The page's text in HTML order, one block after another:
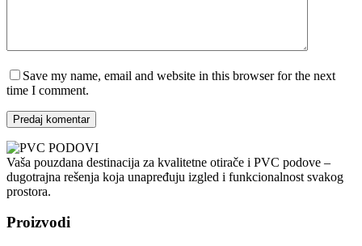
Save my name, email and website in this browser for the next
time I comment.
Predaj komentar
Vaša pouzdana destinacija za kvalitetne otirače i PVC podove –
dugotrajna rešenja koja unapređuju izgled i funkcionalnost svakog
prostora.
Proizvodi